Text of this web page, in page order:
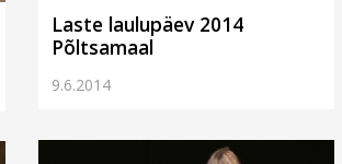
Laste laulupäev 2014
Põltsamaal
9.6.2014